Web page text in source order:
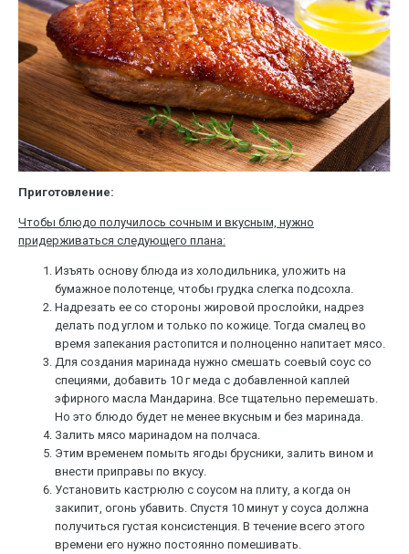
Приготовление:
Чтобы блюдо получилось сочным и вкусным, нужно
придерживаться следующего плана:
Изъять основу блюда из холодильника, уложить на
бумажное полотенце, чтобы грудка слегка подсохла.
Надрезать ее со стороны жировой прослойки, надрез
делать под углом и только по кожице. Тогда смалец во
время запекания растопится и полноценно напитает мясо.
Для создания маринада нужно смешать соевый соус со
специями, добавить 10 г меда с добавленной каплей
эфирного масла Мандарина. Все тщательно перемешать.
Но это блюдо будет не менее вкусным и без маринада.
Залить мясо маринадом на полчаса.
Этим временем помыть ягоды брусники, залить вином и
внести приправы по вкусу.
Установить кастрюлю с соусом на плиту, а когда он
закипит, огонь убавить. Спустя 10 минут у соуса должна
получиться густая консистенция. В течение всего этого
времени его нужно постоянно помешивать.